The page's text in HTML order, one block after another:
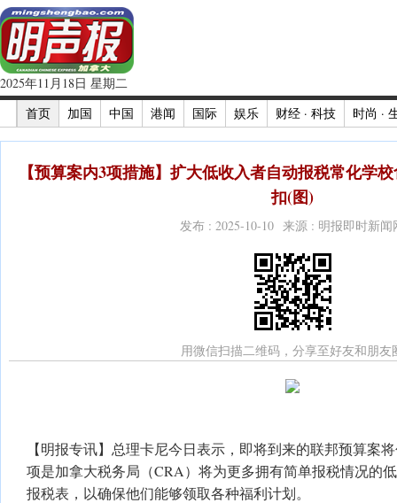
2025年11月18日 星期二
首页
加国 中国 港闻 国际 娱乐 财经 · 科技 时尚 ·
【预算案内3项措施】扩大低收入者自动报税常化学
扣(图)
发布 : 2025-10-10 来源 : 明报即时新闻
用微信扫描二维码，分享至好友和朋友
【明报专讯】总理卡尼今日表示，即将到来的联邦预算案
项是加拿大税务局（CRA）将为更多拥有简单报税情况的
报税表，以确保他们能够领取各种福利计划。